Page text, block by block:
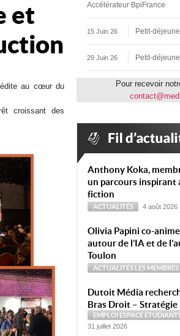
et
au cœur du
croissant des
Accélérateur BpiFrance
15 Juin 26 Petit-
29 Juin 26 Petit-
Pour recevoir
Anthony Koka,
un parcours inspirant
fiction
ACTUALITÉS 4 août 2026
Olivia Papini co-
autour de l’IA et de
Toulon
ACTUALITÉS LES MEMBRES
Dutoit Média
Bras Droit – Stratégie
EMPLOI ESPACE
31 juillet 2026